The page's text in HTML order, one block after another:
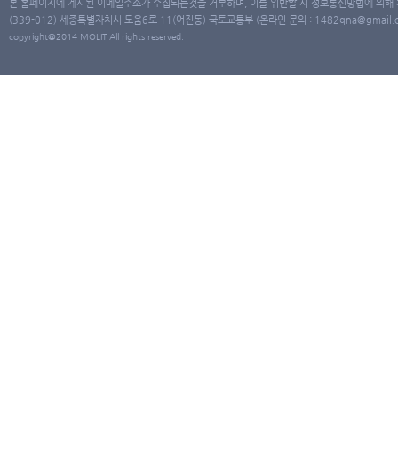
본 홈페이지에 게시된 이메일주소가 수집되는것을 거부하며, 이를 위반할 시 정보통신망법에 의
(339-012) 세종특별자치시 도움6로 11(어진동) 국토교통부 (온라인 문의 :
copyright@2014 MOLIT All rights reserved.